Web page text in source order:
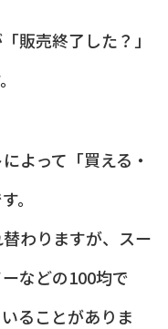
販売終了した？」
よって「買える・
。
わりますが、スー
などの100均で
ることがありま